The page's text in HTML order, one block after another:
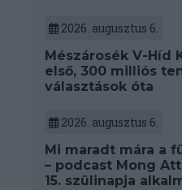
2026. augusztus 6.
Mészárosék V-Híd
első, 300 milliós
választások óta
2026. augusztus 6.
Mi maradt mára a
– podcast Mong
15. szülinapja